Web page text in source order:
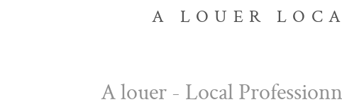
A LOUER
A louer - Local